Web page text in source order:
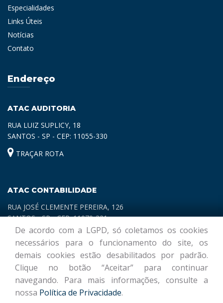
Especialidades
Links Úteis
Notícias
Contato
Endereço
ATAC AUDITORIA
RUA LUIZ SUPLICY, 18
SANTOS - SP - CEP: 11055-330
TRAÇAR ROTA
ATAC CONTABILIDADE
RUA JOSÉ CLEMENTE PEREIRA, 126
SANTOS - SP - CEP: 11070-321
TRAÇAR ROTA
De acordo com a LGPD, só coletamos os cookies
necessários para o funcionamento do site, os
demais cookies estão desabilitados por padrão.
Clique no botão “Aceitar” para continuar
navegando. Para mais informações, consulte a
nossa Política de Privacidade.